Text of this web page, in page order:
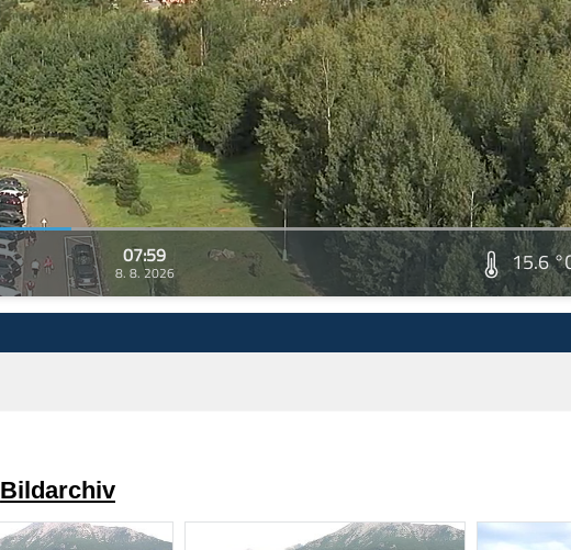
07:59
8. 8. 2026 15.6
Bildarchiv